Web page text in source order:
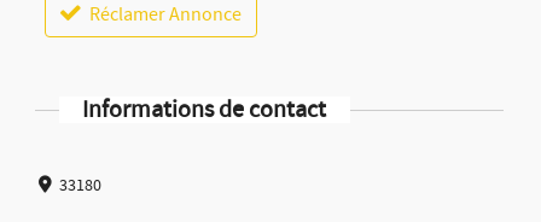
Réclamer Annonce
Informations de contact
33180